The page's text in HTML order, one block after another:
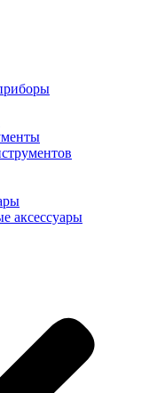
аксессуары